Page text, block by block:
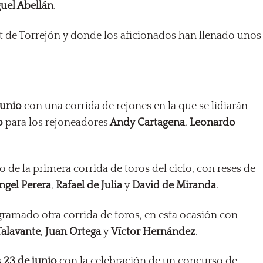
Abellán.
de Torrejón y donde los aficionados han llenado unos
con una corrida de rejones en la que se lidiarán
para los rejoneadoresAndy Cartagena,Leonardo
de la primera corrida de toros del ciclo, con reses de
Perera,Rafael de JuliayDavid de Miranda.
otra corrida de toros, en esta ocasión con
,Juan OrtegayVíctor Hernández.